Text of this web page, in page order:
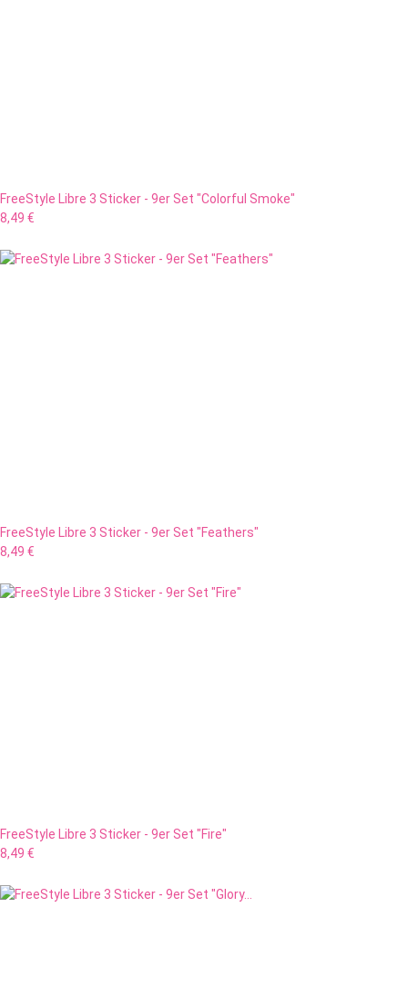
FreeStyle Libre 3 Sticker - 9er Set "Colorful Smoke"
8,49 €
FreeStyle Libre 3 Sticker - 9er Set "Feathers"
8,49 €
FreeStyle Libre 3 Sticker - 9er Set "Fire"
8,49 €